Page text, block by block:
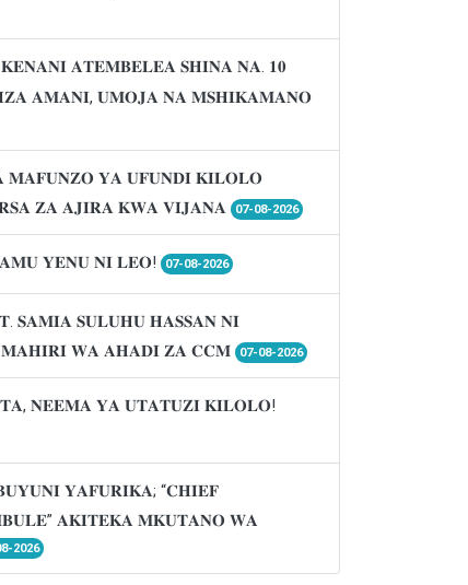
𝐀𝐓𝐄𝐌𝐁𝐄𝐋𝐄𝐀 𝐒𝐇𝐈𝐍𝐀 𝐍𝐀. 𝟏𝟎
𝐀𝐌𝐀𝐍𝐈, 𝐔𝐌𝐎𝐉𝐀 𝐍𝐀 𝐌𝐒𝐇𝐈𝐊𝐀𝐌𝐀𝐍𝐎
𝐘𝐀 𝐔𝐅𝐔𝐍𝐃𝐈 𝐊𝐈𝐋𝐎𝐋𝐎
𝐙𝐀 𝐀𝐉𝐈𝐑𝐀 𝐊𝐖𝐀 𝐕𝐈𝐉𝐀𝐍𝐀
07-08-2026
𝐘𝐄𝐍𝐔 𝐍𝐈 𝐋𝐄𝐎! 07-08-2026
𝐒𝐀𝐌𝐈𝐀 𝐒𝐔𝐋𝐔𝐇𝐔 𝐇𝐀𝐒𝐒𝐀𝐍 𝐍𝐈
𝐖𝐀 𝐀𝐇𝐀𝐃𝐈 𝐙𝐀 𝐂𝐂𝐌
07-08-2026
𝐍𝐄𝐄𝐌𝐀 𝐘𝐀 𝐔𝐓𝐀𝐓𝐔𝐙𝐈 𝐊𝐈𝐋𝐎𝐋𝐎!
𝐘𝐀𝐅𝐔𝐑𝐈𝐊𝐀; “𝐂𝐇𝐈𝐄𝐅
𝐀𝐊𝐈𝐓𝐄𝐊𝐀 𝐌𝐊𝐔𝐓𝐀𝐍𝐎 𝐖𝐀
2026